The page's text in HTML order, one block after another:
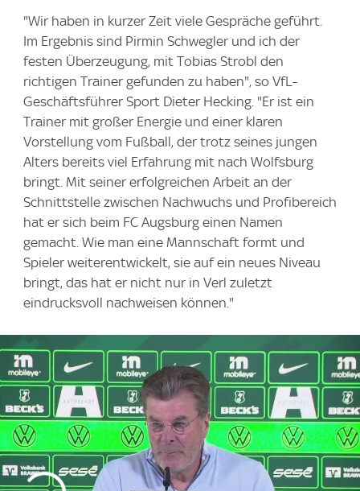
"Wir haben in kurzer Zeit viele Gespräche geführt.
Im Ergebnis sind Pirmin Schwegler und ich der
festen Überzeugung, mit Tobias Strobl den
richtigen Trainer gefunden zu haben", so VfL-
Geschäftsführer Sport Dieter Hecking. "Er ist ein
Trainer mit großer Energie und einer klaren
Vorstellung vom Fußball, der trotz seines jungen
Alters bereits viel Erfahrung mit nach Wolfsburg
bringt. Mit seiner erfolgreichen Arbeit an der
Schnittstelle zwischen Nachwuchs und Profibereich
hat er sich beim FC Augsburg einen Namen
gemacht. Wie man eine Mannschaft formt und
Spieler weiterentwickelt, sie auf ein neues Niveau
bringt, das hat er nicht nur in Verl zuletzt
eindrucksvoll nachweisen können."